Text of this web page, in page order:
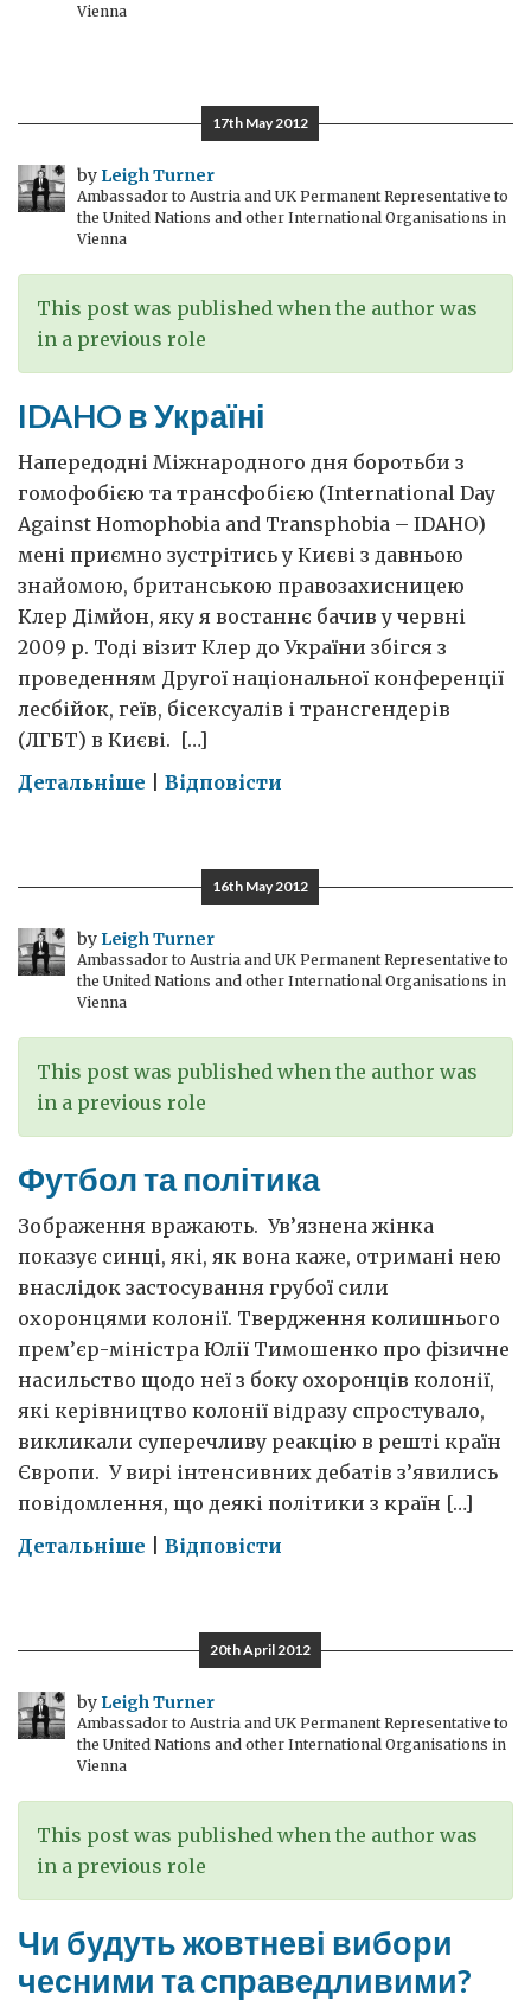
Vienna
17th May 2012
by Leigh Turner
Ambassador to Austria and UK Permanent Representative to
the United Nations and other International Organisations in
Vienna
This post was published when the author was
in a previous role
IDAHO в Україні
Напередодні Міжнародного дня боротьби з
гомофобією та трансфобією (International Day
Against Homophobia and Transphobia – IDAHO)
мені приємно зустрітись у Києві з давньою
знайомою, британською правозахисницею
Клер Дімйон, яку я востаннє бачив у червні
2009 р. Тоді візит Клер до України збігся з
проведенням Другої національної конференції
лесбійок, геїв, бісексуалів і трансгендерів
(ЛГБТ) в Києві. […]
Детальніше on
Україні
Відповісти
16th May 2012
by Leigh Turner
Ambassador to Austria and UK Permanent Representative to
the United Nations and other International Organisations in
Vienna
This post was published when the author was
in a previous role
Футбол та політика
Зображення вражають. Ув’язнена жінка
показує синці, які, як вона каже, отримані нею
внаслідок застосування грубої сили
охоронцями колонії. Твердження колишнього
прем’єр-міністра Юлії Тимошенко про фізичне
насильство щодо неї з боку охоронців колонії,
які керівництво колонії відразу спростувало,
викликали суперечливу реакцію в решті країн
Європи. У вирі інтенсивних дебатів з’явились
повідомлення, що деякі політики з країн […]
Детальніше on
політика
Відповісти
20th April 2012
by Leigh Turner
Ambassador to Austria and UK Permanent Representative to
the United Nations and other International Organisations in
Vienna
This post was published when the author was
in a previous role
Чи будуть жовтневі вибори
чесними та справедливими?